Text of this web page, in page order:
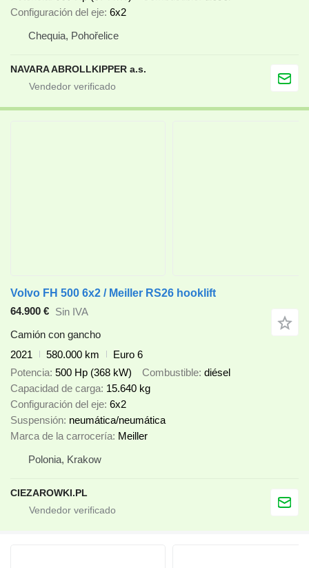
Configuración del eje 6x2
Chequia, Pohořelice
NAVARA ABROLLKIPPER a.s.
Volvo FH 500 6x2 / Meiller RS26 hooklift
64.900 € Sin IVA
Camión con gancho
2021
580.000 km
Euro 6
Potencia 500 Hp (368 kW) Combustible diésel
Capacidad de carga 15.640 kg
Configuración del eje 6x2
Suspensión neumática/neumática
Marca de la carrocería Meiller
Polonia, Krakow
CIEZAROWKI.PL